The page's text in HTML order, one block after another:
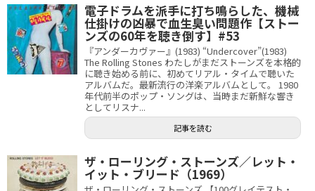
電子ドラムを派手に打ち鳴らした、機械
仕掛けの凶暴で血生臭い問題作【ストー
ンズの60年を聴き倒す】#53
『アンダーカヴァー』(1983) “Undercover”(1983)
The Rolling Stones わたしがまだストーンズを本格的
に聴き始める前に、初めてリアル・タイムで聴いた
アルバムだ。最新流行の洋楽アルバムとして。 1980
年代前半のポップ・ソングは、当時まだ新鮮な響き
としてリスナ...
記事を読む
ザ・ローリング・ストーンズ／レット・
イット・ブリード（1969）